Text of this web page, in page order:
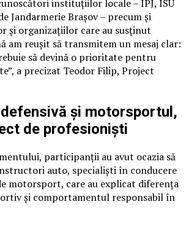
instituțiilor locale – IPJ, ISU
Jandarmerie Brașov – precum și
și organizațiilor care au susținut
am reușit să transmitem un mesaj clar:
să devină o prioritate pentru
a precizat Teodor Filip, Project
și motorsportul,
de profesioniști
participanții au avut ocazia să
auto, specialiști în conducere
motorsport, care au explicat diferența
și comportamentul responsabil în